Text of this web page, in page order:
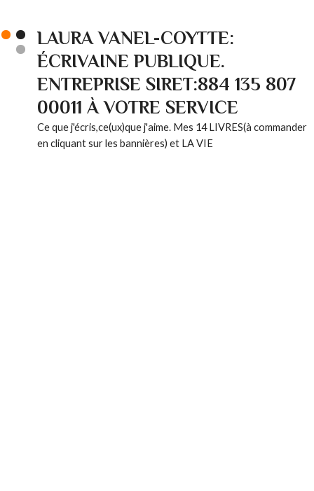
LAURA VANEL-COYTTE:
ÉCRIVAINE PUBLIQUE.
ENTREPRISE SIRET:884 135 807
00011 À VOTRE SERVICE
Ce que j'écris,ce(ux)que j'aime. Mes 14 LIVRES(à commander
en cliquant sur les bannières) et LA VIE